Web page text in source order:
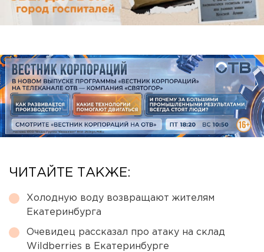
ЧИТАЙТЕ ТАКЖЕ:
Холодную воду возвращают жителям
Екатеринбурга
Очевидец рассказал про атаку на склад
Wildberries в Екатеринбурге